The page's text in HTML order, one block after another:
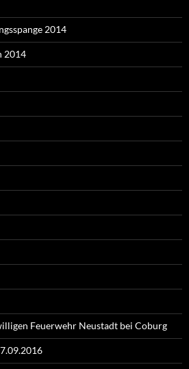
2014
2014
Feuerwehr Neustadt bei Coburg